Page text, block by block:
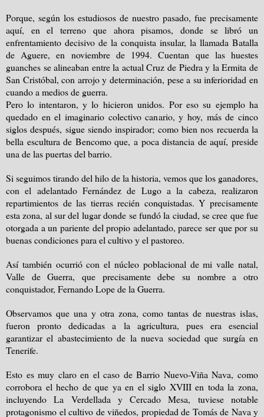
Porque, según los estudiosos de nuestro pasado, fue precisamente
aquí, en el terreno que ahora pisamos, donde se libró un
enfrentamiento decisivo de la conquista insular, la llamada Batalla
de Aguere, en noviembre de 1994. Cuentan que las huestes
guanches se alineaban entre la actual Cruz de Piedra y la Ermita de
San Cristóbal, con arrojo y determinación, pese a su inferioridad en
cuando a medios de guerra.
Pero lo intentaron, y lo hicieron unidos. Por eso su ejemplo ha
quedado en el imaginario colectivo canario, y hoy, más de cinco
siglos después, sigue siendo inspirador; como bien nos recuerda la
bella escultura de Bencomo que, a poca distancia de aquí, preside
una de las puertas del barrio.
Si seguimos tirando del hilo de la historia, vemos que los ganadores,
con el adelantado Fernández de Lugo a la cabeza, realizaron
repartimientos de las tierras recién conquistadas. Y precisamente
esta zona, al sur del lugar donde se fundó la ciudad, se cree que fue
otorgada a un pariente del propio adelantado, parece ser que por su
buenas condiciones para el cultivo y el pastoreo.
Así también ocurrió con el núcleo poblacional de mi valle natal,
Valle de Guerra, que precisamente debe su nombre a otro
conquistador, Fernando Lope de la Guerra.
Observamos que una y otra zona, como tantas de nuestras islas,
fueron pronto dedicadas a la agricultura, pues era esencial
garantizar el abastecimiento de la nueva sociedad que surgía en
Tenerife.
Esto es muy claro en el caso de Barrio Nuevo-Viña Nava, como
corrobora el hecho de que ya en el siglo XVIII en toda la zona,
incluyendo La Verdellada y Cercado Mesa, tuviese notable
protagonismo el cultivo de viñedos, propiedad de Tomás de Nava y